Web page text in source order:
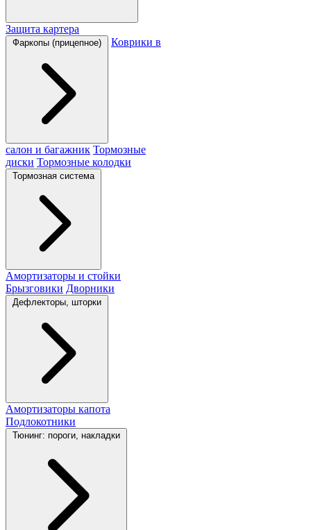
Защита картера
Фаркопы (прицепное) Коврики в
салон и багажник Тормозные
диски Тормозные колодки
Тормозная система
Амортизаторы и стойки
Брызговики Дворники
Дефлекторы, шторки
Амортизаторы капота
Подлокотники
Тюнинг: пороги, накладки